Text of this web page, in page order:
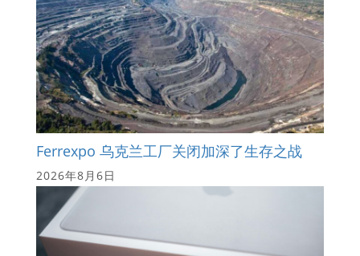
Ferrexpo 乌克兰工厂关闭加深了生存之战
2026年8月6日